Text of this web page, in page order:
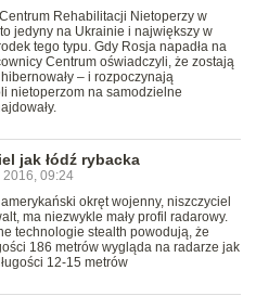
Rehabilitacji Nietoperzy w
jedyny na Ukrainie i największy w
tego typu. Gdy Rosja napadła na
Centrum oświadczyli, że zostają
– i rozpoczynają
nietoperzom na samodzielne
jak łódź rybacka
2016, 09:24
okręt wojenny, niszczyciel
ma niezwykle mały profil radarowy.
technologie stealth powodują, że
186 metrów wygląda na radarze jak
12-15 metrów